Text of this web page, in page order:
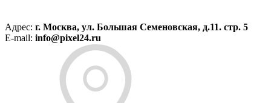
Адрес: г. Москва, ул. Большая Семеновская, д.11. стр. 5
E-mail: info@pixel24.ru